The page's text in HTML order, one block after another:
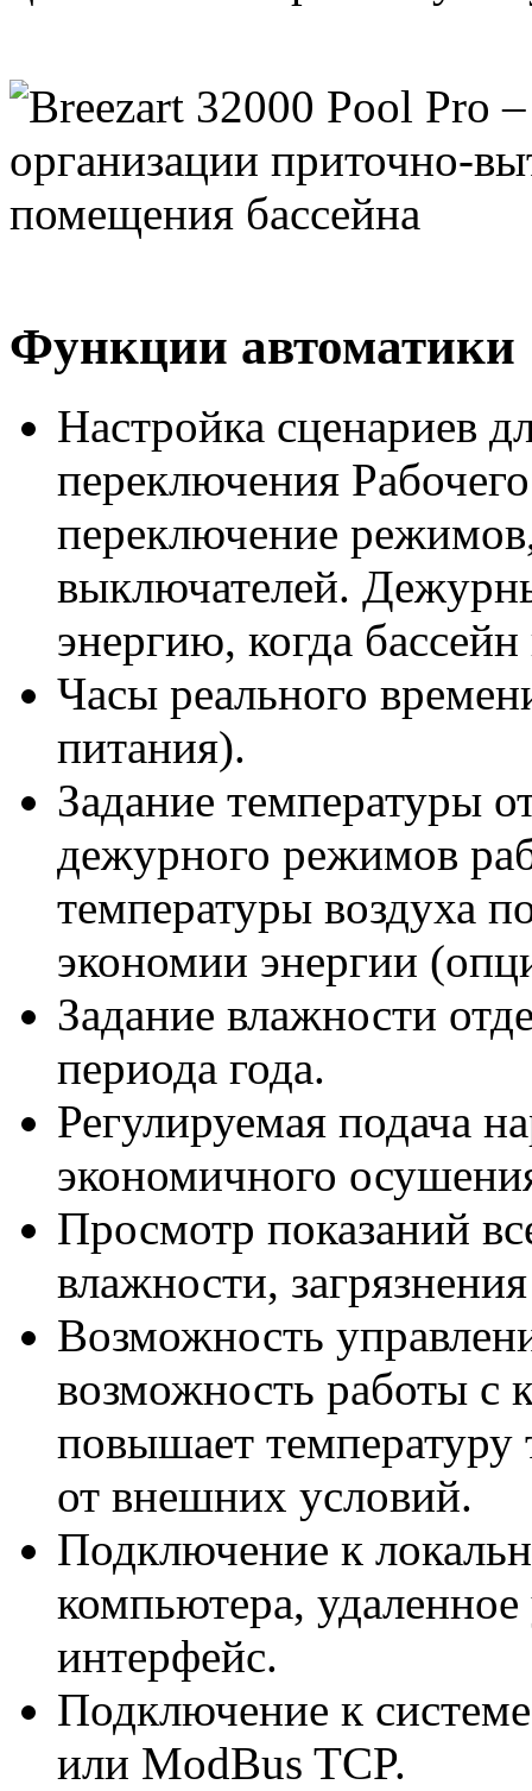
Функции автоматики
Настройка сценариев
переключения
переключение
выключателей.
энергию, когда бассейн
Часы реального
питания).
Задание температуры
дежурного режимов
температуры воздуха
экономии энергии
Задание влажности
периода года.
Регулируемая подача
экономичного
Просмотр показаний
влажности,
Возможность
возможность работы с
повышает температуру
от внешних условий.
Подключение к
компьютера, удаленное
интерфейс.
Подключение к
или ModBus TCP.